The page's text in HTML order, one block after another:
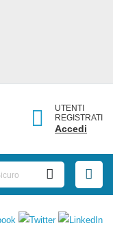
UTENTI
REGISTRATI
Accedi